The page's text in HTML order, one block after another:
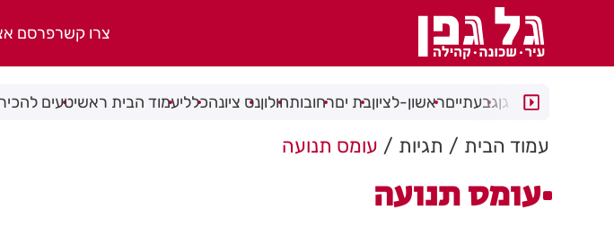
צרו קשרפרסם
רמת גןגבעתייםראשון-לציוןבת יםרחובותחולוןנס ציונהכלליעמוד הבית ראשיטעים להכיר
עמוד הבית תגיות עומס תנועה
עומס תנועה